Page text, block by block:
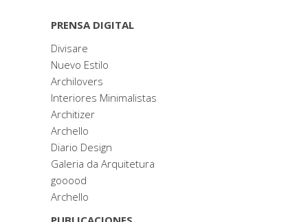
PRENSA DIGITAL
Divisare
Nuevo Estilo
Archilovers
Interiores Minimalistas
Architizer
Archello
Diario Design
Galeria da Arquitetura
gooood
Archello